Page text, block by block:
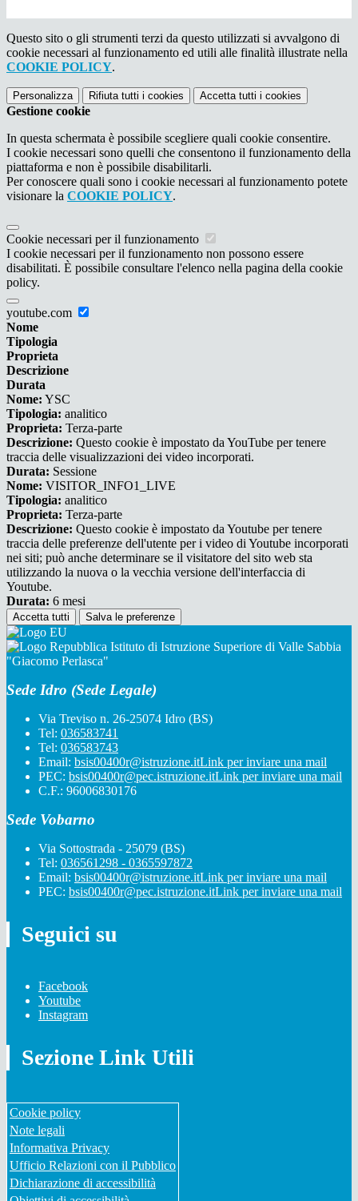
Questo sito o gli strumenti terzi da questo utilizzati si avvalgono di
cookie necessari al funzionamento ed utili alle finalità illustrate nella
COOKIE POLICY.
Personalizza Rifiuta tutti i cookies Accetta tutti i cookies
Gestione cookie
In questa schermata è possibile scegliere quali cookie consentire.
I cookie necessari sono quelli che consentono il funzionamento della
piattaforma e non è possibile disabilitarli.
Per conoscere quali sono i cookie necessari al funzionamento potete
visionare la COOKIE POLICY.
Cookie necessari per il funzionamento
I cookie necessari per il funzionamento non possono essere
disabilitati. È possibile consultare l'elenco nella pagina della cookie
policy.
youtube.com
Nome
Tipologia
Proprieta
Descrizione
Durata
Nome: YSC
Tipologia: analitico
Proprieta: Terza-parte
Descrizione: Questo cookie è impostato da YouTube per tenere
traccia delle visualizzazioni dei video incorporati.
Durata: Sessione
Nome: VISITOR_INFO1_LIVE
Tipologia: analitico
Proprieta: Terza-parte
Descrizione: Questo cookie è impostato da Youtube per tenere
traccia delle preferenze dell'utente per i video di Youtube incorporati
nei siti; può anche determinare se il visitatore del sito web sta
utilizzando la nuova o la vecchia versione dell'interfaccia di
Youtube.
Durata: 6 mesi
Accetta tutti Salva le preferenze
Istituto di Istruzione Superiore di Valle Sabbia
"Giacomo Perlasca"
Sede Idro (Sede Legale)
Via Treviso n. 26-25074 Idro (BS)
Tel: 036583741
Tel: 036583743
Email: bsis00400r@istruzione.itLink per inviare una mail
PEC: bsis00400r@pec.istruzione.itLink per inviare una mail
C.F.: 96006830176
Sede Vobarno
Via Sottostrada - 25079 (BS)
Tel: 036561298 - 0365597872
Email: bsis00400r@istruzione.itLink per inviare una mail
PEC: bsis00400r@pec.istruzione.itLink per inviare una mail
Seguici su
Facebook
Youtube
Instagram
Sezione Link Utili
Cookie policy
Note legali
Informativa Privacy
Ufficio Relazioni con il Pubblico
Dichiarazione di accessibilità